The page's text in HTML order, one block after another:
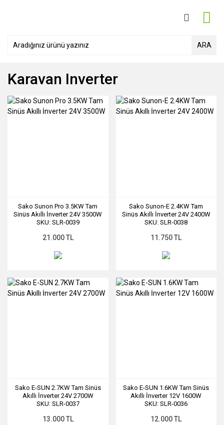
ARA
Karavan Inverter
Sako Sunon Pro 3.5KW Tam
Sinüs Akıllı İnverter 24V 3500W
SKU: SLR-0039
21.000 TL
Sako Sunon-E 2.4KW Tam
Sinüs Akıllı İnverter 24V 2400W
SKU: SLR-0038
11.750 TL
Sako E-SUN 2.7KW Tam Sinüs
Akıllı İnverter 24V 2700W
SKU: SLR-0037
13.000 TL
Sako E-SUN 1.6KW Tam Sinüs
Akıllı İnverter 12V 1600W
SKU: SLR-0036
12.000 TL